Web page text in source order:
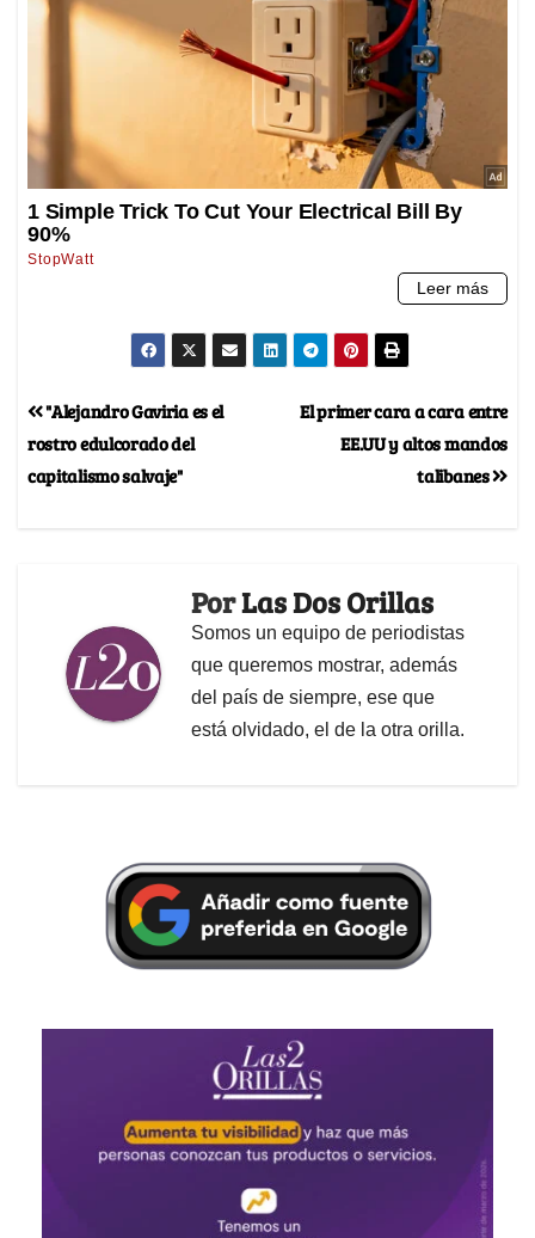
El primer cara a cara entre
EE.UU y altos mandos
talibanes
"Alejandro Gaviria es el
rostro edulcorado del
capitalismo salvaje"
PorLas Dos Orillas
Somos un equipo de periodistas
que queremos mostrar, además
del país de siempre, ese que
está olvidado, el de la otra orilla.